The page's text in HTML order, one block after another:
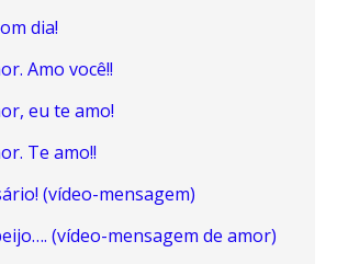
dia!
Amo você!!
eu te amo!
Te amo!!
(vídeo-mensagem)
(vídeo-mensagem de amor)